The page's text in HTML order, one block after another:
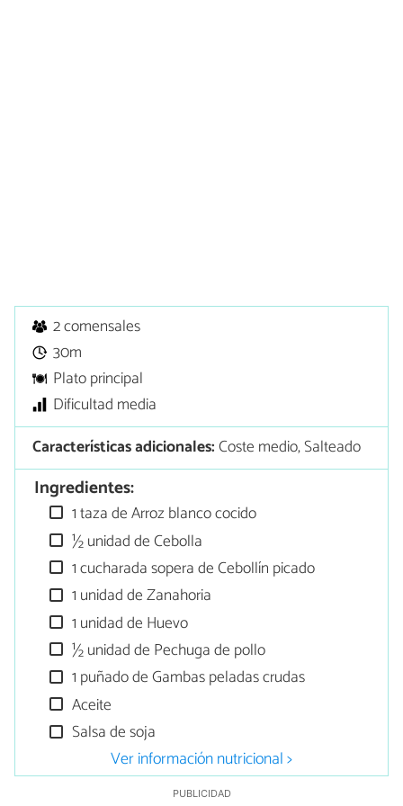
2 comensales
30m
Plato principal
Dificultad media
Características adicionales:Coste medio, Salteado
Ingredientes:
1 taza de Arroz blanco cocido
½ unidad de Cebolla
1 cucharada sopera de Cebollín picado
1 unidad de Zanahoria
1 unidad de Huevo
½ unidad de Pechuga de pollo
1 puñado de Gambas peladas crudas
Aceite
Salsa de soja
Ver información nutricional >